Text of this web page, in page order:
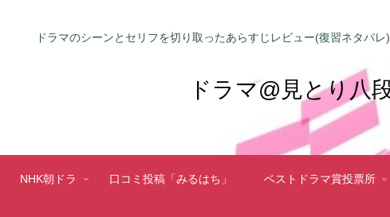
ドラマのシーンとセリフを切り取ったあらすじレビュー(復習ネタバ
ドラマ@見とり八
NHK朝ドラ 口コミ投稿「みるはち」 ベストドラマ賞投票所